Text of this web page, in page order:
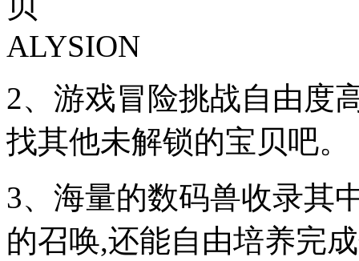
2、游戏冒险挑战自由度
找其他未解锁的宝贝吧。
3、海量的数码兽收录其
的召唤,还能自由培养完